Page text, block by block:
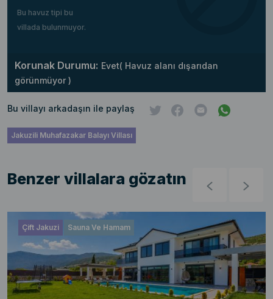
Bu havuz tipi bu
villada bulunmuyor.
Korunak Durumu: Evet( Havuz alanı dışarıdan
görünmüyor )
Bu villayı arkadaşın ile paylaş
Jakuzili Muhafazakar Balayı Villası
Benzer villalara gözatın
Çift Jakuzi Sauna Ve Hamam